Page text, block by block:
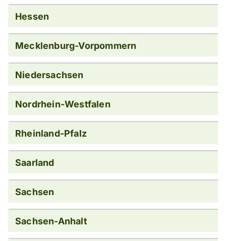
Hessen
Mecklenburg-Vorpommern
Niedersachsen
Nordrhein-Westfalen
Rheinland-Pfalz
Saarland
Sachsen
Sachsen-Anhalt